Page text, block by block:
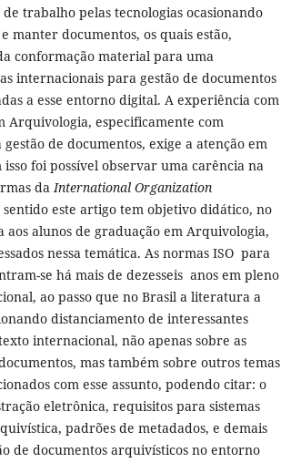
de trabalho pelas tecnologias ocasionando
manter documentos, os quais estão,
conformação material para uma
internacionais para gestão de documentos
a esse entorno digital. A experiência com
Arquivologia, especificamente com
de documentos, exige a atenção em
isso foi possível observar uma carência na
daInternational Organization
sentido este artigo tem objetivo didático, no
alunos de graduação em Arquivologia,
nessa temática. As normas ISO para
se há mais de dezesseis anos em pleno
ao passo que no Brasil a literatura a
distanciamento de interessantes
internacional, não apenas sobre as
mas também sobre outros temas
com esse assunto, podendo citar: o
eletrônica, requisitos para sistemas
padrões de metadados, e demais
de documentos arquivísticos no entorno